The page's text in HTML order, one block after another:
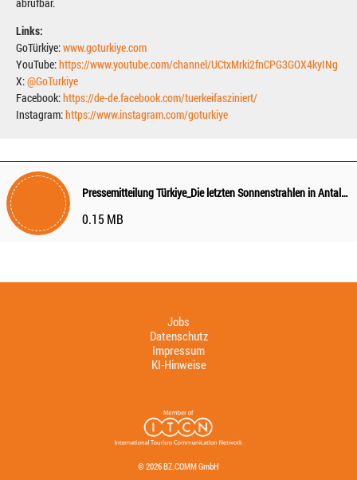
Links:
GoTürkiye:www.goturkiye.com
YouTube:https://www.youtube.com/channel/UCtxMrki2fnCPG3GOX4kyINg
X:@GoTurkiye
Facebook:https://de-de.facebook.com/tuerkeifasziniert/
Instagram:https://www.instagram.com/goturkiye
Pressemitteilung Türkiye_Die letzten Sonnenstrahlen in Antalya einfangen
0.15 MB
Jobs
Datenschutz
Impressum
KI-Hinweise
© 2026 BZ.COMM GmbH